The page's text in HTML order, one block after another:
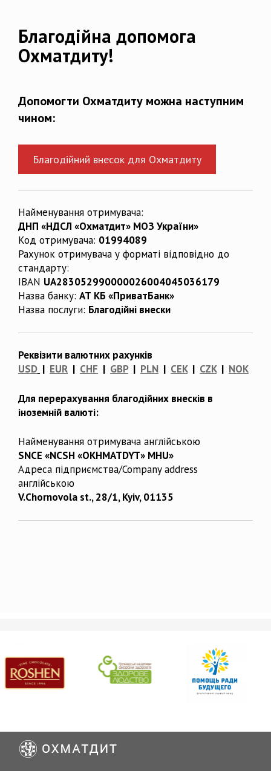
Благодійна допомога
Охматдиту!
Допомогти Охматдиту можна наступним
чином:
Благодійний внесок для Охматдиту
Найменування отримувача:
ДНП «НДСЛ «Охматдит» МОЗ України»
Код отримувача: 01994089
Рахунок отримувача у форматі відповідно до
стандарту:
IBAN UA283052990000026004045036179
Назва банку: АТ КБ «ПриватБанк»
Назва послуги: Благодійні внески
Реквізити валютних рахунків
USD | EUR | CHF | GBP| PLN | CEK| CZK| NOK
Для перерахування благодійних внесків в
іноземній валюті:
Найменування отримувача англійською
SNCE «NCSH «OKHMATDYT» MHU»
Адреса підприємства/Company address
англійською
V.Chornovola st., 28/1, Kyiv, 01135